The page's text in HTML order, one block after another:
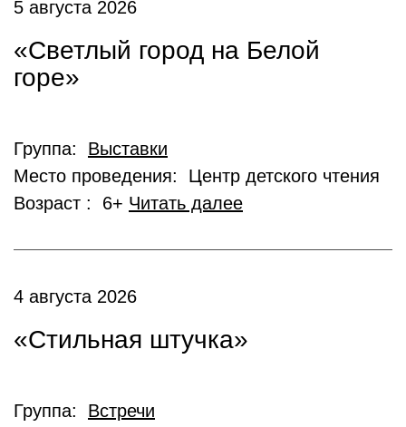
5 августа 2026
«Светлый город на Белой
горе»
Группа: Выставки
Место проведения: Центр детского чтения
Возраст : 6+ Читать далее
4 августа 2026
«Стильная штучка»
Группа: Встречи